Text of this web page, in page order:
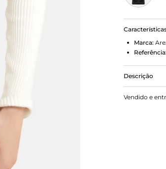
Marca:
Referência:
Descrição
Bolsa
formato
Vendido e